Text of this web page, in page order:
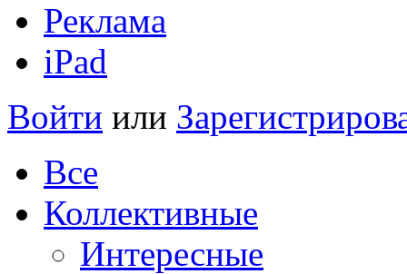
Реклама
iPad
Войти или
Все
Коллективные
Интересные